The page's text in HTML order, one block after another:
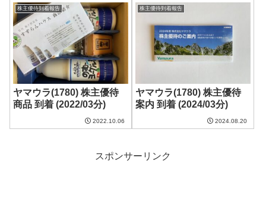
株主優待到着報告
ヤマウラ(1780) 株主優待
商品 到着 (2022/03分)
2022.10.06
株主優待到着報告
ヤマウラ(1780) 株主優待
案内 到着 (2024/03分)
2024.08.20
スポンサーリンク